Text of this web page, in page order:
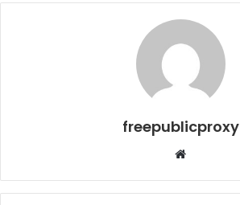
freepublicproxy
Web